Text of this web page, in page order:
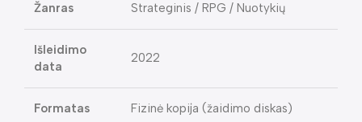
Žanras Strateginis / RPG / Nuotykių
Išleidimo
data
2022
Formatas Fizinė kopija (žaidimo diskas)